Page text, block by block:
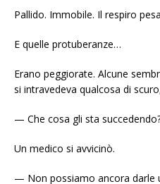
Pallido. Immobile. Il respiro
E quelle protuberanze…
Erano peggiorate. Alcune
si intravedeva qualcosa di
— Che cosa gli sta
Un medico si avvicinò.
— Non possiamo ancora darle